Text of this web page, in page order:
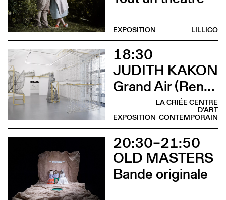
LILLICO
EXPOSITION
18:30
JUDITH KAKON
Grand Air (Rencontre avec Judith Kakon et les commissaires de l’exposition)
LA CRIÉE CENTRE
D'ART
CONTEMPORAIN
EXPOSITION
20:30–21:50
OLD MASTERS
Bande originale